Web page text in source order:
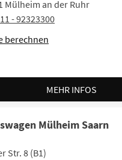
Mülheim an der Ruhr
- 92323300
berechnen
MEHR INFOS
Mülheim Saarn
Str. 8 (B1)